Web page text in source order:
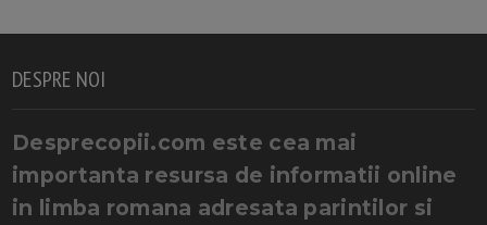
DESPRE NOI
Desprecopii.com este cea mai
importanta resursa de informatii online
in limba romana adresata parintilor si